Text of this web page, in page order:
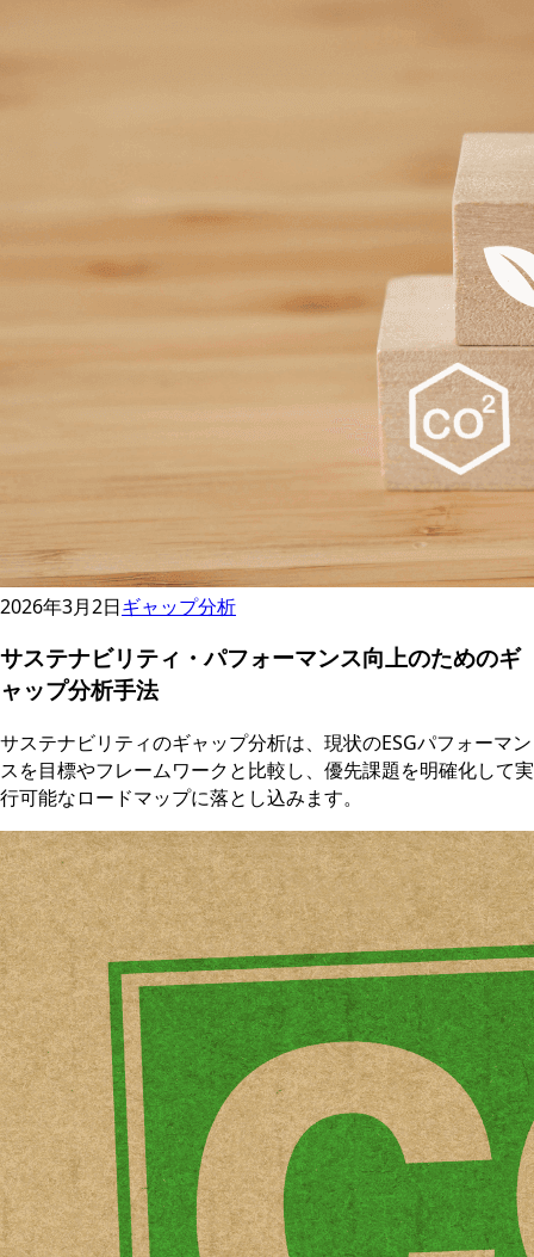
2026年3月2日ギャップ分析
サステナビリティ・パフォーマンス向上のためのギ
ャップ分析手法
サステナビリティのギャップ分析は、現状のESGパフォーマン
スを目標やフレームワークと比較し、優先課題を明確化して実
行可能なロードマップに落とし込みます。